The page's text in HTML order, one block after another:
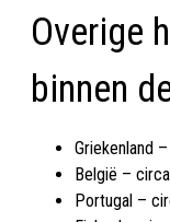
Overige
binnen
Griekenland
België –
Portugal –